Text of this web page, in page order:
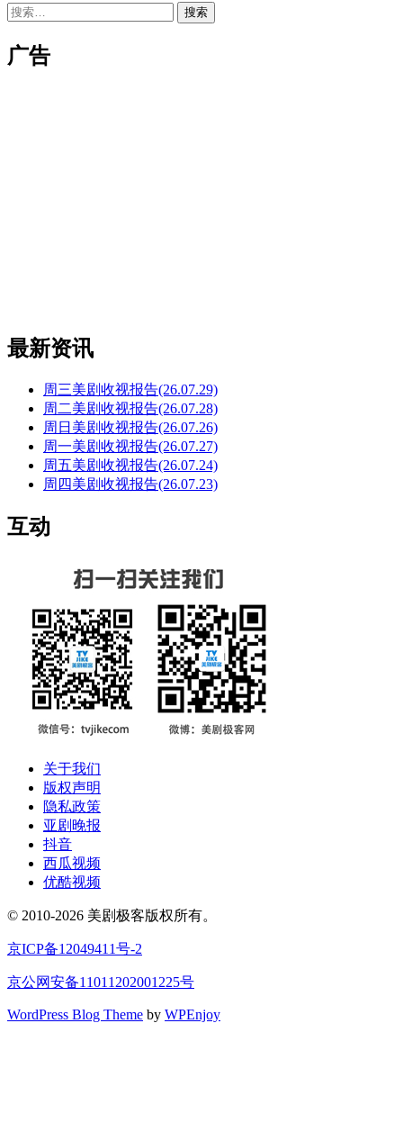
搜
广告
最新资讯
周三美剧收视报告(26.07.29)
周二美剧收视报告(26.07.28)
周日美剧收视报告(26.07.26)
周一美剧收视报告(26.07.27)
周五美剧收视报告(26.07.24)
周四美剧收视报告(26.07.23)
互动
关于我们
版权声明
隐私政策
亚剧晚报
抖音
西瓜视频
优酷视频
© 2010-2026 美剧极客版权所有。
京ICP备12049411号-2
京公网安备11011202001225号
WordPress Blog Theme by WPEnjoy